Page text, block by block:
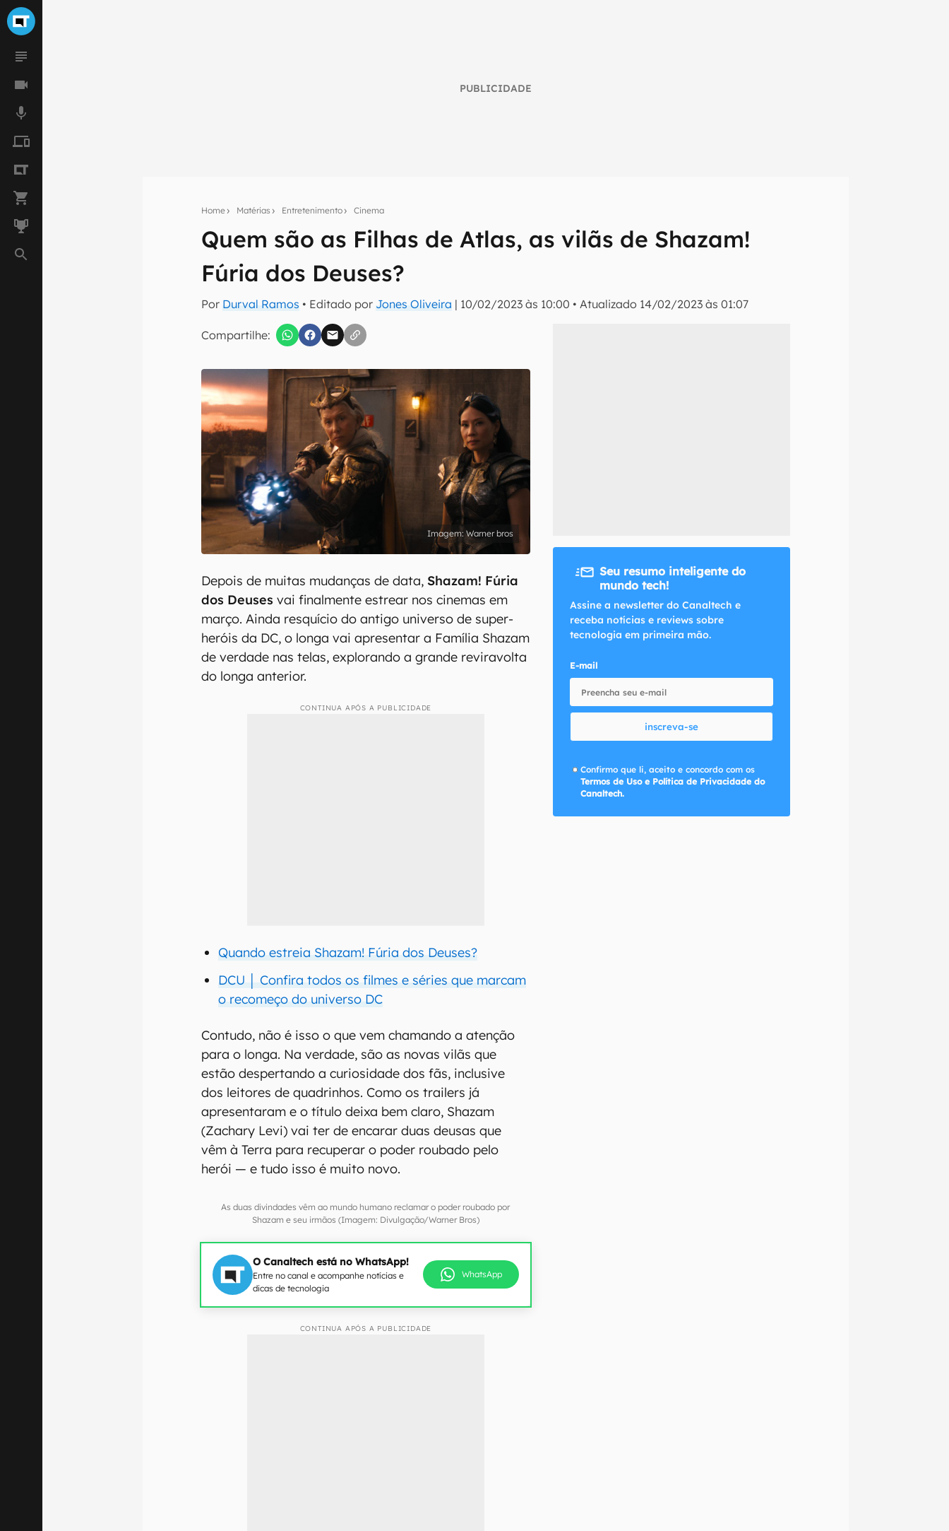
PUBLICIDADE
Home Matérias Entretenimento Cinema
Quem são as Filhas de Atlas, as vilãs de Shazam!
Fúria dos Deuses?
Por Durval Ramos • Editado por Jones Oliveira | 10/02/2023 às 10:00 •Atualizado 14/02/2023 às 01:07
Compartilhe:
Assine a newsletter do Canaltech e receba notícias e reviews sobre tecnologia em primeira
Confirmo que li, aceito e concordo com os Termos de Uso e Política de Privacidade do Canaltech.
Warner bros
Depois de muitas mudanças de data, Shazam! Fúria
dos Deuses vai finalmente estrear nos cinemas em
março. Ainda resquício do antigo universo de super-
heróis da DC, o longa vai apresentar a Família Shazam
de verdade nas telas, explorando a grande reviravolta
do longa anterior.
CONTINUA APÓS A PUBLICIDADE
Quando estreia Shazam! Fúria dos Deuses?
DCU │ Confira todos os filmes e séries que marcam
o recomeço do universo DC
Contudo, não é isso o que vem chamando a atenção
para o longa. Na verdade, são as novas vilãs que
estão despertando a curiosidade dos fãs, inclusive
dos leitores de quadrinhos. Como os trailers já
apresentaram e o título deixa bem claro, Shazam
(Zachary Levi) vai ter de encarar duas deusas que
vêm à Terra para recuperar o poder roubado pelo
herói — e tudo isso é muito novo.
As duas divindades vêm ao mundo humano reclamar o poder roubado por
Shazam e seu irmãos (Imagem: Divulgação/Warner Bros)
O Canaltech está no WhatsApp!
Entre no canal e acompanhe notícias e
dicas de tecnologia
WhatsApp
CONTINUA APÓS A PUBLICIDADE
Seu resumo inteligente do
mundo tech!
Assine a newsletter do Canaltech e
receba notícias e reviews sobre
tecnologia em primeira mão.
E-mail
inscreva-se
Confirmo que li, aceito e concordo com os
Termos de Uso e Política de Privacidade do
Canaltech.